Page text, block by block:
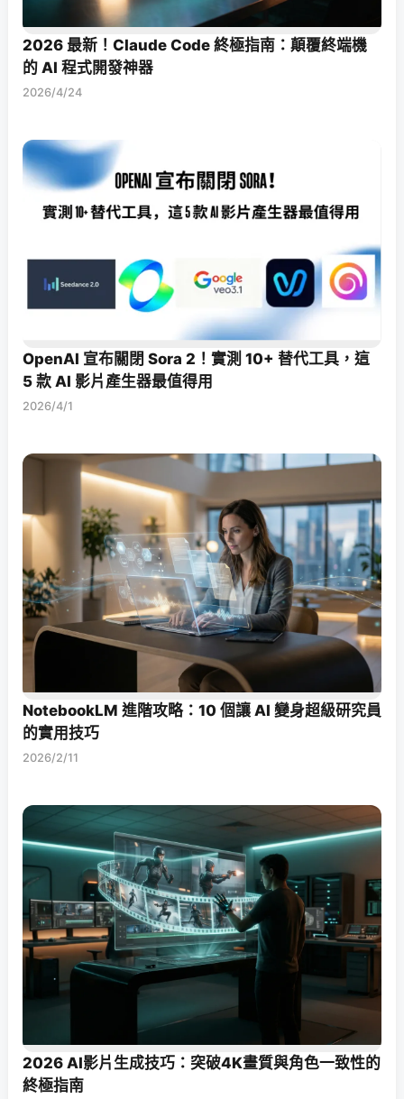
2026 最新！Claude Code 終極指南：顛覆終端機
的 AI 程式開發神器
2026/4/24
OpenAI 宣布關閉 Sora 2！實測 10+ 替代工具，這
5 款 AI 影片產生器最值得用
2026/4/1
NotebookLM 進階攻略：10 個讓 AI 變身超級研究員
的實用技巧
2026/2/11
2026 AI影片生成技巧：突破4K畫質與角色一致性的
終極指南